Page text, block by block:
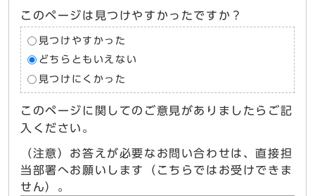
このページは見つけやすかったですか？
見つけやすかった
どちらともいえない
見つけにくかった
このページに関してのご意見がありましたらご記
入ください。
（注意）お答えが必要なお問い合わせは、直接担
当部署へお願いします（こちらではお受けできま
せん）。